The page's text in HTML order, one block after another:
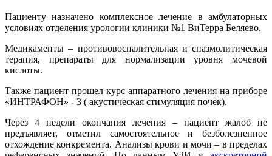
Пациенту назначено комплексное лечение в амбулаторных
условиях отделения урологии клиники №1 ВиТерра Беляево.
Медикаменты – противовоспалительная и спазмолитическая
терапия, препараты для нормализации уровня мочевой
кислоты.
Также пациент прошел курс аппаратного лечения на приборе
«ИНТРАФОН» - 3 ( акустическая стимуляция почек).
Через 4 недели окончания лечения – пациент жалоб не
предъявляет, отметил самостоятельное и безболезненное
отхождение конкремента. Анализы крови и мочи – в пределах